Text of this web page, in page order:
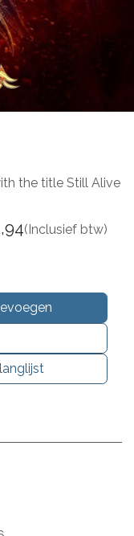
the title Still Alive
(Inclusief btw)